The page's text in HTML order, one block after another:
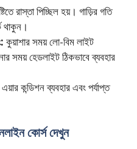
রাস্তা পিচ্ছিল হয়। গাড়ির গতি
থাকুন।
কুয়াশার সময় লো-বিম লাইট
সময় হেডলাইট ঠিকভাবে ব্যবহার
এয়ার কন্ডিশন ব্যবহার এবং পর্যাপ্ত
কোর্স দেখুন